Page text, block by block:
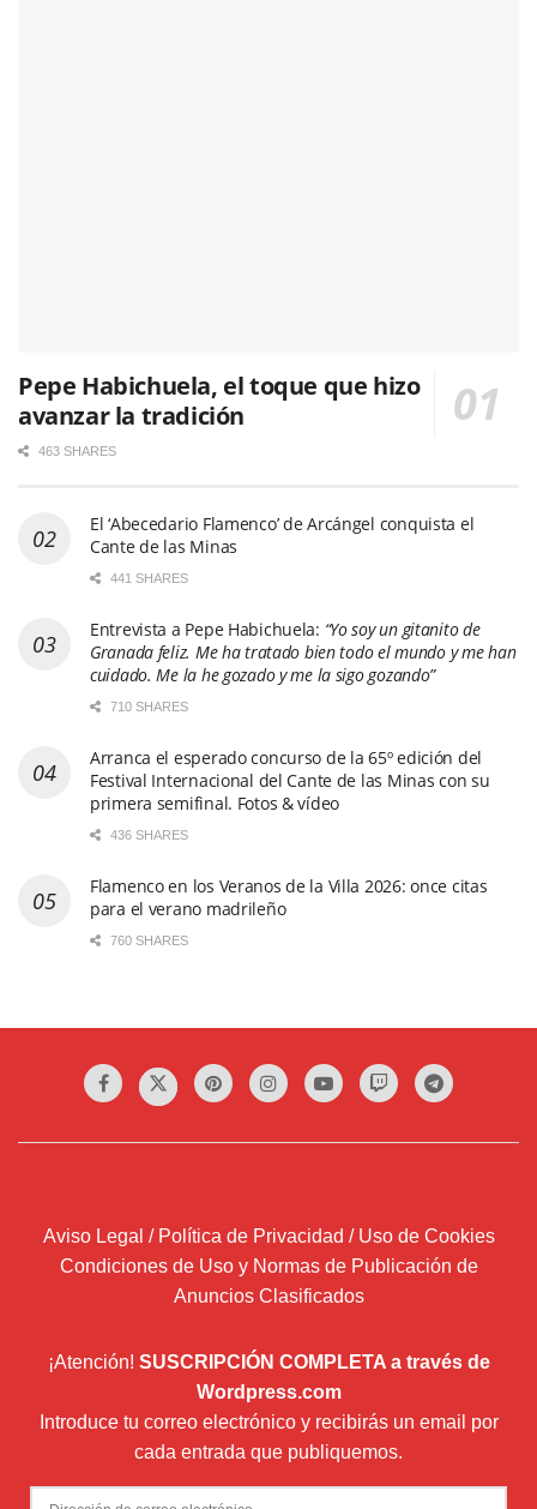
Pepe Habichuela, el toque que hizo
avanzar la tradición
463 SHARES
El ‘Abecedario Flamenco’ de Arcángel conquista el
Cante de las Minas
441 SHARES
Entrevista a Pepe Habichuela: “Yo soy un gitanito de
Granada feliz. Me ha tratado bien todo el mundo y me han
cuidado. Me la he gozado y me la sigo gozando”
710 SHARES
Arranca el esperado concurso de la 65º edición del
Festival Internacional del Cante de las Minas con su
primera semifinal. Fotos & vídeo
436 SHARES
Flamenco en los Veranos de la Villa 2026: once citas
para el verano madrileño
760 SHARES
Aviso Legal / Política de Privacidad / Uso de Cookies
Condiciones de Uso y Normas de Publicación de
Anuncios Clasificados
¡Atención! SUSCRIPCIÓN COMPLETA a través de
Wordpress.com
Introduce tu correo electrónico y recibirás un email por
cada entrada que publiquemos.
Dirección